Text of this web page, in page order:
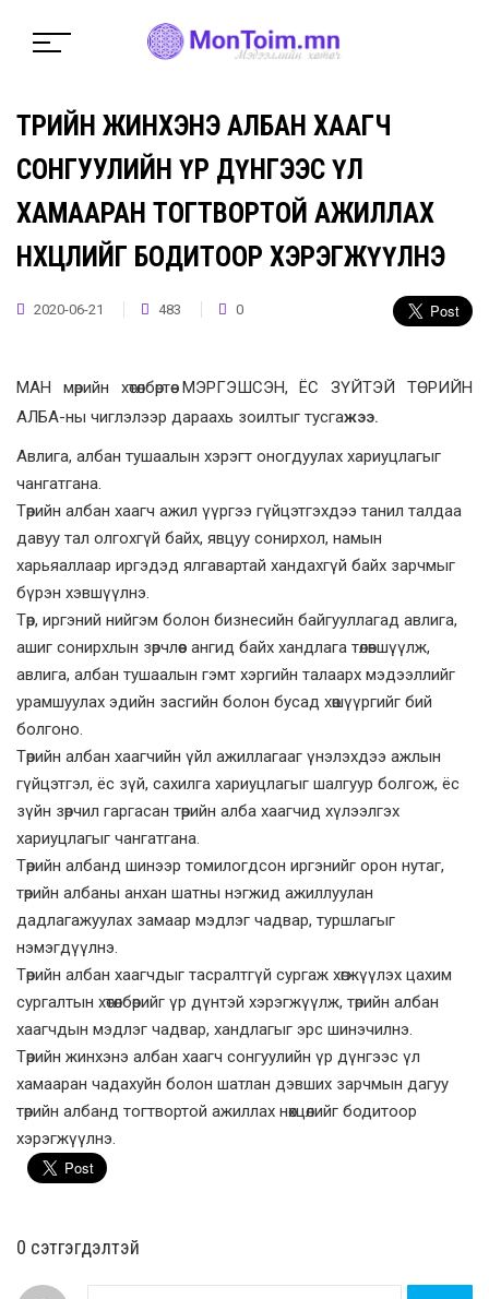
ТӨРИЙН ЖИНХЭНЭ АЛБАН ХААГЧ
СОНГУУЛИЙН ҮР ДҮНГЭЭС ҮЛ
ХАМААРАН ТОГТВОРТОЙ АЖИЛЛАХ
НӨХЦӨЛИЙГ БОДИТООР ХЭРЭГЖҮҮЛНЭ
2020-06-21 483 0
МАН мөрийн хөтөлбөртөө МЭРГЭШСЭН, ЁС ЗҮЙТЭЙ ТӨРИЙН
АЛБА-ны чиглэлээр дараахь зоилтыг тусгажээ.
Авлига, албан тушаалын хэрэгт оногдуулах хариуцлагыг
чангатгана.
Төрийн албан хаагч ажил үүргээ гүйцэтгэхдээ танил талдаа
давуу тал олгохгүй байх, явцуу сонирхол, намын
харьяаллаар иргэдэд ялгавартай хандахгүй байх зарчмыг
бүрэн хэвшүүлнэ.
Төр, иргэний нийгэм болон бизнесийн байгууллагад авлига,
ашиг сонирхлын зөрчлөөс ангид байх хандлага төлөвшүүлж,
авлига, албан тушаалын гэмт хэргийн талаарх мэдээллийг
урамшуулах эдийн засгийн болон бусад хөшүүргийг бий
болгоно.
Төрийн албан хаагчийн үйл ажиллагааг үнэлэхдээ ажлын
гүйцэтгэл, ёс зүй, сахилга хариуцлагыг шалгуур болгож, ёс
зүйн зөрчил гаргасан төрийн алба хаагчид хүлээлгэх
хариуцлагыг чангатгана.
Төрийн албанд шинээр томилогдсон иргэнийг орон нутаг,
төрийн албаны анхан шатны нэгжид ажиллуулан
дадлагажуулах замаар мэдлэг чадвар, туршлагыг
нэмэгдүүлнэ.
Төрийн албан хаагчдыг тасралтгүй сургаж хөгжүүлэх цахим
сургалтын хөтөлбөрийг үр дүнтэй хэрэгжүүлж, төрийн албан
хаагчдын мэдлэг чадвар, хандлагыг эрс шинэчилнэ.
Төрийн жинхэнэ албан хаагч сонгуулийн үр дүнгээс үл
хамааран чадахуйн болон шатлан дэвших зарчмын дагуу
төрийн албанд тогтвортой ажиллах нөхцөлийг бодитоор
хэрэгжүүлнэ.
0 cэтгэгдэлтэй